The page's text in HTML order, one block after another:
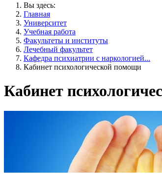
Вы здесь:
Главная
Университет
Учебная работа
Факультеты и институты
Лечебный факультет
Кафедра психиатрии с наркологией...
Кабинет психологической помощи
Кабинет